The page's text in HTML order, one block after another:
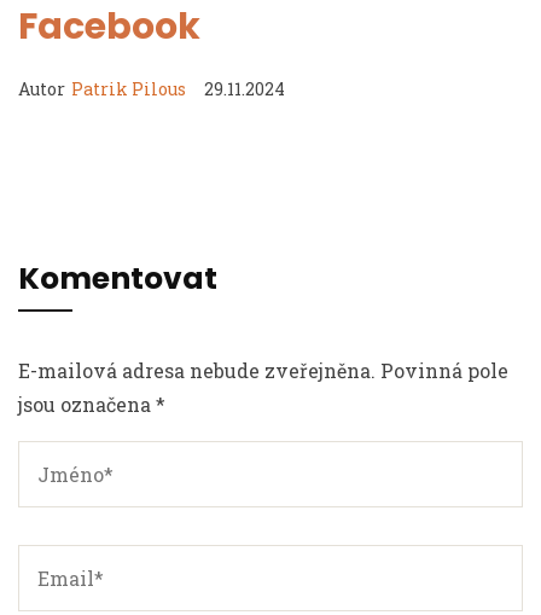
Facebook
Autor Patrik Pilous 29.11.2024
Komentovat
E-mailová adresa nebude zveřejněna. Povinná pole
jsou označena *